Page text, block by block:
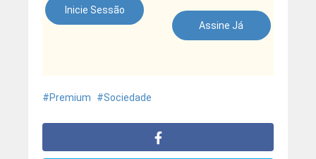
Inicie Sessão
Assine Já
Premium Sociedade